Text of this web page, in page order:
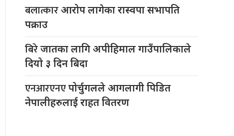
बलात्कारआरोप लागेका रास्वपा सभापति
पक्राउ
बिरेजातका लागि अपीहिमाल गाउँपालिकाले
दियो ३ दिन बिदा
एनआरएनएपोर्चुगलले आगलागी पिडित
नेपालीहरुलाई राहत वितरण